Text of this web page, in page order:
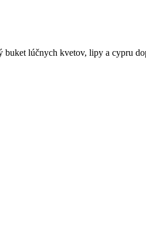
lúčnych kvetov, lipy a cypru